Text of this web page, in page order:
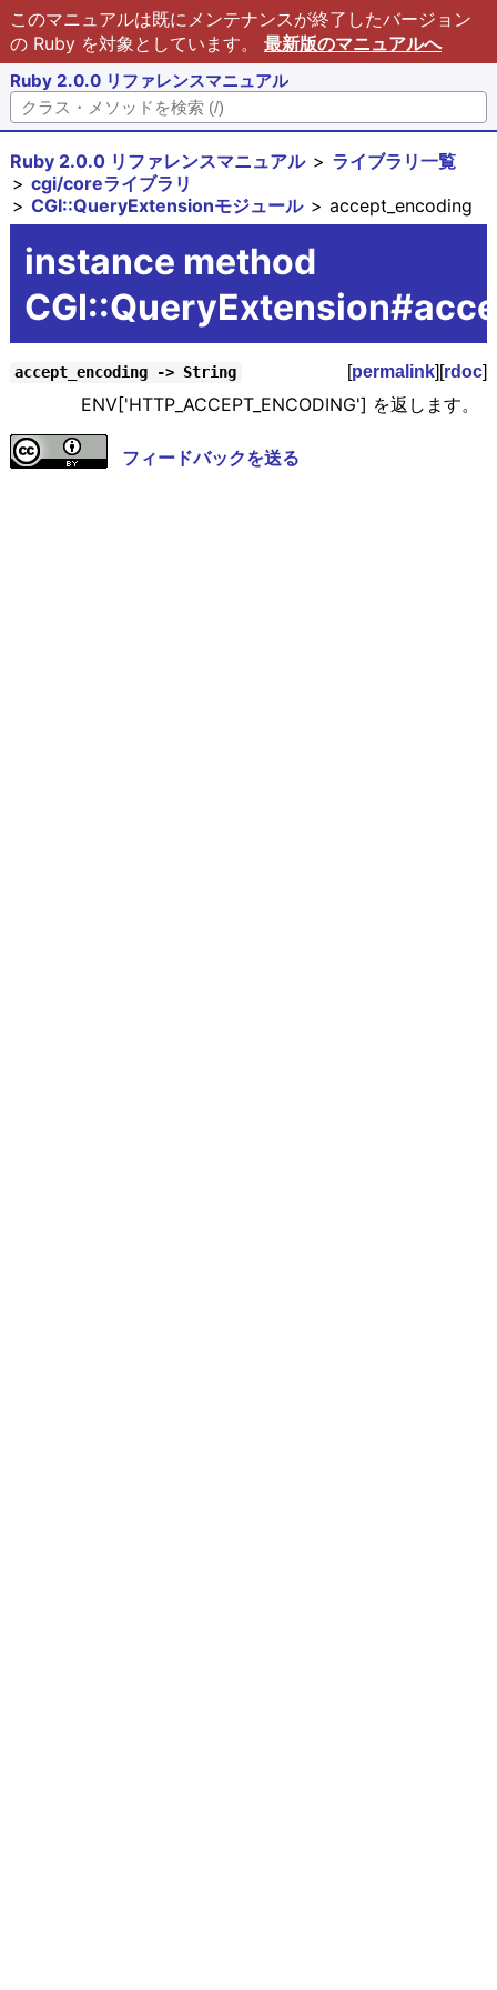
このマニュアルは既にメンテナンスが終了したバージョン
の Ruby を対象としています。 最新版のマニュアルへ
Ruby 2.0.0 リファレンスマニュアル
Ruby 2.0.0 リファレンスマニュアル
ライブラリ一覧
cgi/coreライブラリ
CGI::QueryExtensionモジュール
accept_encoding
instance method
accept_encoding -> String [permalink][rdoc]
ENV['HTTP_ACCEPT_ENCODING'] を返します。
フィードバックを送る